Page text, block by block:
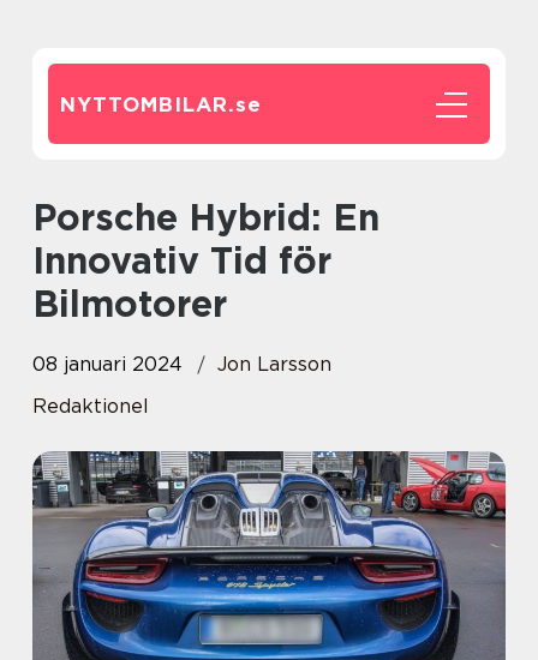
NYTTOMBILAR.se
Porsche Hybrid: En
Innovativ Tid för
Bilmotorer
08 januari 2024
Jon Larsson
Redaktionel